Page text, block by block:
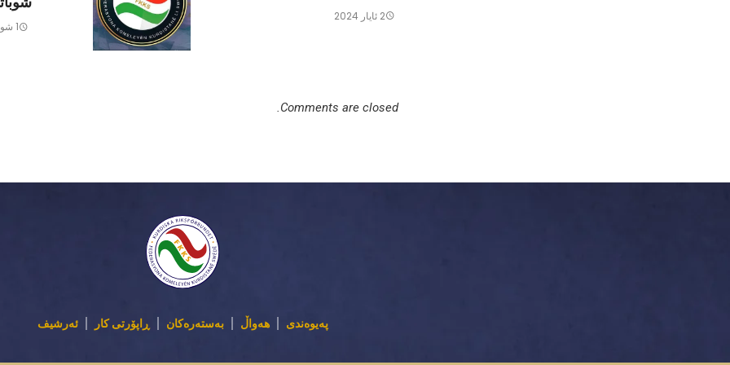
2 ئایار 2024
1 شوبات 2023
Comments are closed.
پەیوەندی هەواڵ بەستەرەکان ڕاپۆرتی کار ئەرشیف